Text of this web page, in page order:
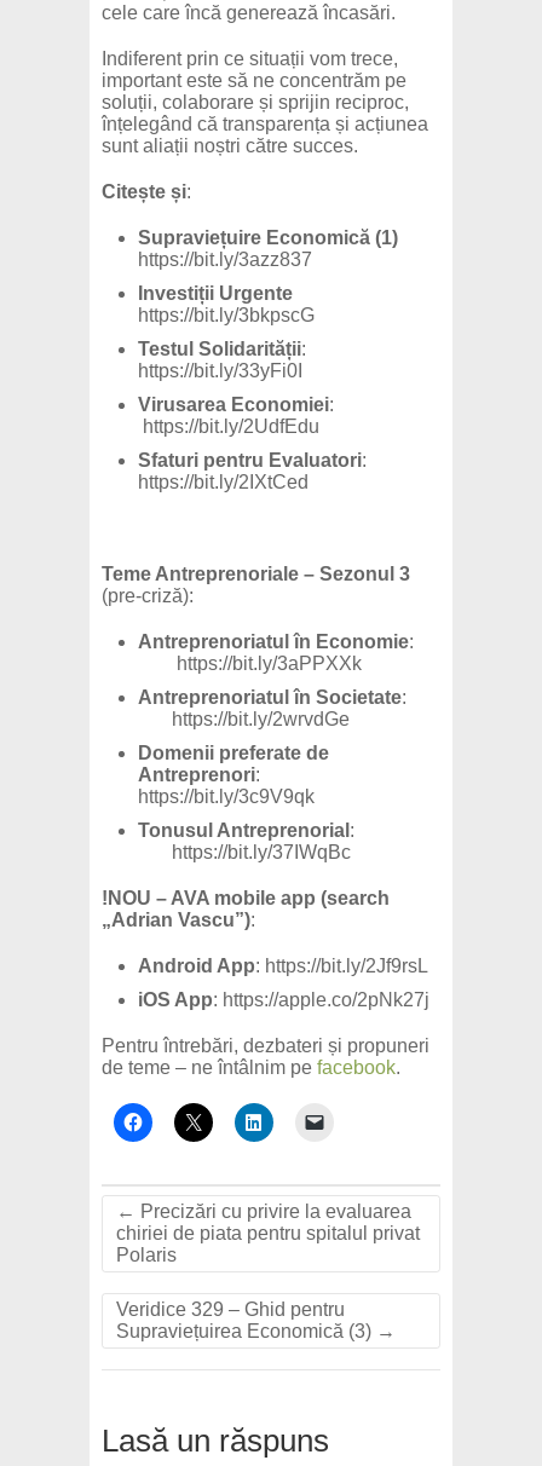
cele care încă generează încasări.
Indiferent prin ce situații vom trece,
important este să ne concentrăm pe
soluții, colaborare și sprijin reciproc,
înțelegând că transparența și acțiunea
sunt aliații noștri către succes.
Citește și:
Supraviețuire Economică (1)
https://bit.ly/3azz837
Investiții Urgente
https://bit.ly/3bkpscG
Testul Solidarității:
https://bit.ly/33yFi0I
Virusarea Economiei:
https://bit.ly/2UdfEdu
Sfaturi pentru Evaluatori:
https://bit.ly/2IXtCed
Teme Antreprenoriale – Sezonul 3
(pre-criză):
Antreprenoriatul în Economie:
https://bit.ly/3aPPXXk
Antreprenoriatul în Societate:
https://bit.ly/2wrvdGe
Domenii preferate de
Antreprenori:
https://bit.ly/3c9V9qk
Tonusul Antreprenorial :
https://bit.ly/37IWqBc
!NOU – AVA mobile app (search
„Adrian Vascu”):
Android App: https://bit.ly/2Jf9rsL
iOS App: https://apple.co/2pNk27j
Pentru întrebări, dezbateri și propuneri
de teme – ne întâlnim pe facebook.
← Precizări cu privire la evaluarea
chiriei de piata pentru spitalul privat
Polaris
Veridice 329 – Ghid pentru
Supraviețuirea Economică (3) →
Lasă un răspuns